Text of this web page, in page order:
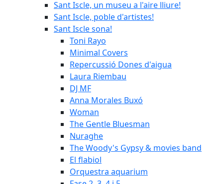
Sant Iscle, un museu a l'aire lliure!
Sant Iscle, poble d'artistes!
Sant Iscle sona!
Toni Rayo
Minimal Covers
Repercussió Dones d'aigua
Laura Riembau
DJ MF
Anna Morales Buxó
Woman
The Gentle Bluesman
Nuraghe
The Woody's Gypsy & movies band
El flabiol
Orquestra aquarium